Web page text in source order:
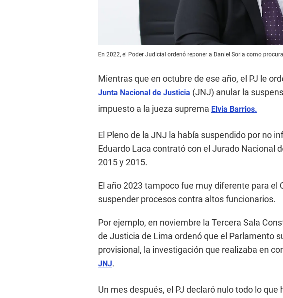
En 2022, el Poder Judicial ordenó reponer a Daniel Soria como
Mientras que en octubre de ese año, el PJ le
Junta Nacional de Justicia (JNJ) anular la
impuesto a la jueza suprema Elvia Barrios.
El Pleno de la JNJ la había suspendido por no
Eduardo Laca contrató con el Jurado Nacional
2015 y 2015.
El año 2023 tampoco fue muy diferente para el
suspender procesos contra altos funcionarios.
Por ejemplo, en noviembre la Tercera Sala
de Justicia de Lima ordenó que el Parlamento
provisional, la investigación que realizaba en
JNJ.
Un mes después, el PJ declaró nulo todo lo